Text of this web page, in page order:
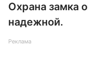
Охрана замка
надежной.
Реклама